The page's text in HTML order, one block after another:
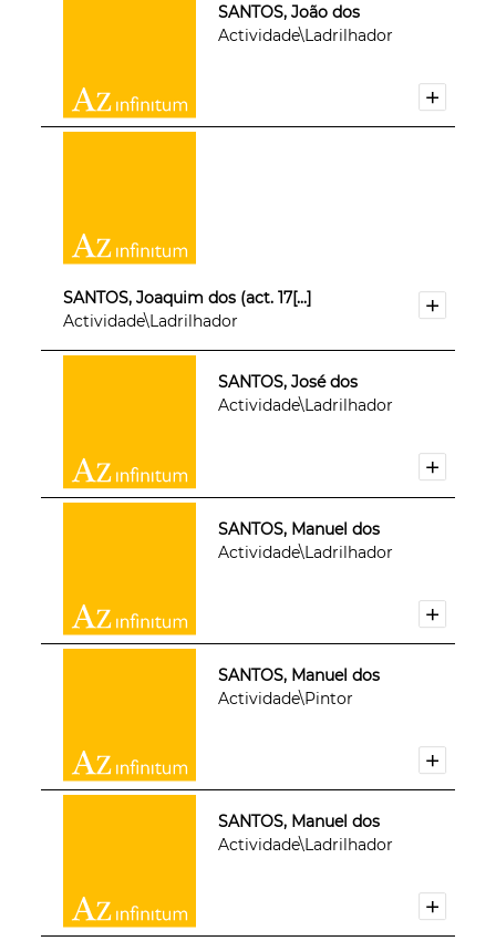
SANTOS, João dos
Actividade\Ladrilhador
SANTOS, Joaquim dos (act. 17[...]
Actividade\Ladrilhador
SANTOS, José dos
Actividade\Ladrilhador
SANTOS, Manuel dos
Actividade\Ladrilhador
SANTOS, Manuel dos
Actividade\Pintor
SANTOS, Manuel dos
Actividade\Ladrilhador